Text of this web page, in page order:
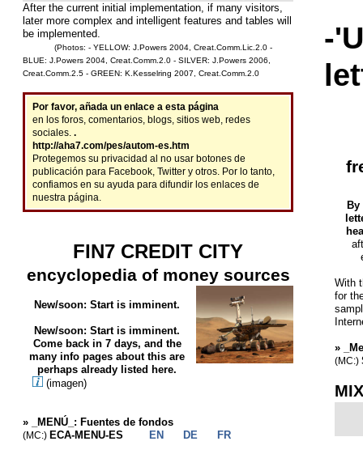
After the current initial implementation, if many visitors,
later more complex and intelligent features and tables will
be implemented.
(Photos: - YELLOW: J.Powers 2004, Creat.Comm.Lic.2.0 -
BLUE: J.Powers 2004, Creat.Comm.2.0 - SILVER: J.Powers 2006,
Creat.Comm.2.5 - GREEN: K.Kesselring 2007, Creat.Comm.2.0
Por favor, añada un enlace a esta página
en los foros, comentarios, blogs, sitios web, redes
sociales.
http://aha7.com/pes/autom-es.htm
Protegemos su privacidad al no usar botones de
publicación para Facebook, Twitter y otros. Por lo tanto,
confiamos en su ayuda para difundir los enlaces de
nuestra página.
FIN7 CREDIT CITY
encyclopedia of money sources
New/soon: Start is imminent.
New/soon: Start is imminent.
Come back in 7 days, and the
many info pages about this are
perhaps already listed here.
(imagen)
» _MENÚ_: Fuentes de fondos
(MC:) ECA-MENU-ES EN DE FR
-
With
for
»
(MC:)